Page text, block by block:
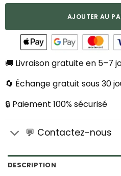
AJOUTER AU
🚚 Livraison gratuite en 5–7
🔄 Échange gratuit sous 30
🔒 Paiement 100% sécurisé
💬 Contactez-nous
DESCRIPTION